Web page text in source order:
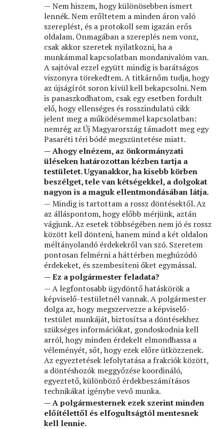
— Nem hiszem, hogy különösebben ismert
lennék. Nem erőltetem a minden áron való
szereplést, és a protokoll sem igazán erős
oldalam. Önmagában a szereplés nem vonz,
csak akkor szeretek nyilatkozni, ha a
munkámmal kapcsolatban mondanivalóm van.
A sajtóval ezzel együtt mindig is barátságos
viszonyra törekedtem. A titkárnőm tudja, hogy
az újságírót soron kívül kell bekapcsolni. Nem
is panaszkodhatom, csak egy esetben fordult
elő, hogy ellenséges és rosszindulatú cikk
jelent meg a működésemmel kapcsolatban:
nemrég az Új Magyarország támadott meg egy
Pasaréti téri bódé megszüntetése miatt.
— Ahogy elnézem, az önkormányzati
üléseken határozottan kézben tartja a
testületet. Ugyanakkor, ha kisebb körben
beszélget, tele van kétségekkel, a dolgokat
nagyon is a maguk ellentmondásában látja.
— Mindig is tartottam a rossz döntésektől. Az
az álláspontom, hogy előbb mérjünk, aztán
vágjunk. Az esetek többségében nem jó és rossz
között kell dönteni, hanem mind a két oldalon
méltányolandó érdekekről van szó. Szeretem
pontosan felmérni a háttérben meghúzódó
érdekeket, és szembesíteni őket egymással.
— Ez a polgármester feladata?
— A legfontosabb ügydöntő hatáskörök a
képviselő-testületnél vannak. A polgármester
dolga az, hogy megszervezze a képviselő-
testület munkáját, biztosítsa a döntésekhez
szükséges információkat, gondoskodnia kell
arról, hogy minden érdekelt elmondhassa a
véleményét, sőt, hogy ezek előre ütközzenek.
Az egyeztetések lefolytatása a frakciók között,
a döntéshozók meggyőzése koordináló,
egyeztető, különböző érdekbeszámításos
technikákat igénybe vevő munka.
— A polgármesternek ezek szerint minden
előítélettől és elfogultságtól mentesnek
kell lennie.